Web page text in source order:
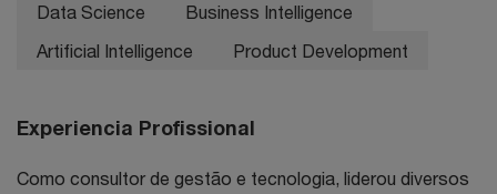
Data Science
Business Intelligence
Artificial Intelligence
Product Development
Experiencia Profissional
Como consultor de gestão e tecnologia, liderou diversos